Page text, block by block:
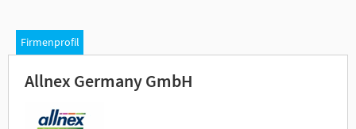
Firmenprofil
Allnex Germany GmbH